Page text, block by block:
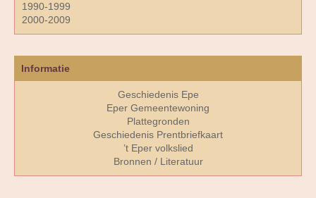
1990-1999
2000-2009
Informatie
Geschiedenis Epe
Eper Gemeentewoning
Plattegronden
Geschiedenis Prentbriefkaart
’t Eper volkslied
Bronnen / Literatuur